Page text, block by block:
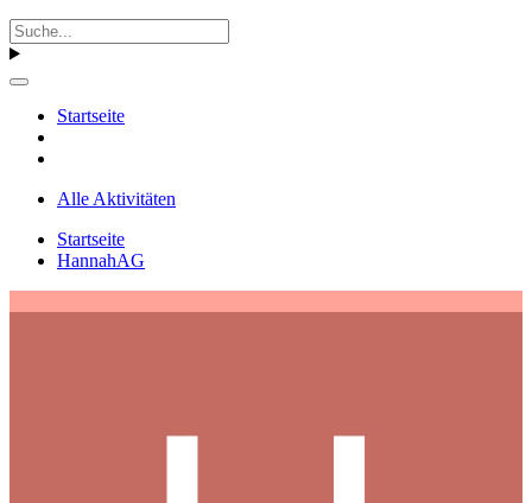
Startseite
Alle Aktivitäten
Startseite
HannahAG